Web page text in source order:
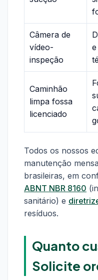
Câmera de
vídeo-
inspeção
Caminhão
limpa fossa
licenciado
Todos os nossos
manutenção
brasileiras, em
ABNT NBR 8160
sanitário) e
resíduos.
Quanto
Solicite